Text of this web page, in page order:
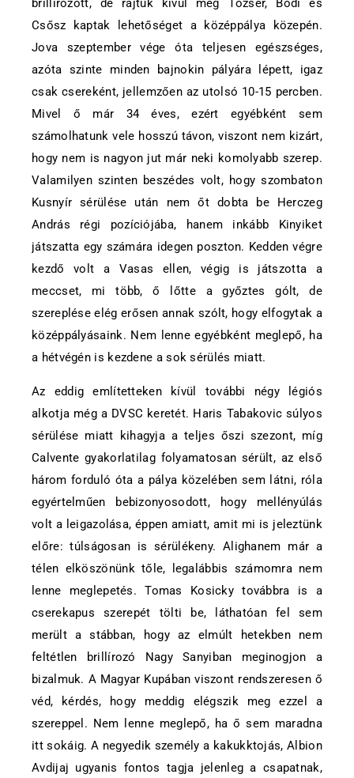
brillírozott, de rajtuk kívül még Tőzsér, Bódi és
Csősz kaptak lehetőséget a középpálya közepén.
Jova szeptember vége óta teljesen egészséges,
azóta szinte minden bajnokin pályára lépett, igaz
csak csereként, jellemzően az utolsó 10-15 percben.
Mivel ő már 34 éves, ezért egyébként sem
számolhatunk vele hosszú távon, viszont nem kizárt,
hogy nem is nagyon jut már neki komolyabb szerep.
Valamilyen szinten beszédes volt, hogy szombaton
Kusnyír sérülése után nem őt dobta be Herczeg
András régi pozíciójába, hanem inkább Kinyiket
játszatta egy számára idegen poszton. Kedden végre
kezdő volt a Vasas ellen, végig is játszotta a
meccset, mi több, ő lőtte a győztes gólt, de
szereplése elég erősen annak szólt, hogy elfogytak a
középpályásaink. Nem lenne egyébként meglepő, ha
a hétvégén is kezdene a sok sérülés miatt.
Az eddig említetteken kívül további négy légiós
alkotja még a DVSC keretét. Haris Tabakovic súlyos
sérülése miatt kihagyja a teljes őszi szezont, míg
Calvente gyakorlatilag folyamatosan sérült, az első
három forduló óta a pálya közelében sem látni, róla
egyértelműen bebizonyosodott, hogy mellényúlás
volt a leigazolása, éppen amiatt, amit mi is jeleztünk
előre: túlságosan is sérülékeny. Alighanem már a
télen elköszönünk tőle, legalábbis számomra nem
lenne meglepetés. Tomas Kosicky továbbra is a
cserekapus szerepét tölti be, láthatóan fel sem
merült a stábban, hogy az elmúlt hetekben nem
feltétlen brillírozó Nagy Sanyiban meginogjon a
bizalmuk. A Magyar Kupában viszont rendszeresen ő
véd, kérdés, hogy meddig elégszik meg ezzel a
szereppel. Nem lenne meglepő, ha ő sem maradna
itt sokáig. A negyedik személy a kakukktojás, Albion
Avdijaj ugyanis fontos tagja jelenleg a csapatnak,